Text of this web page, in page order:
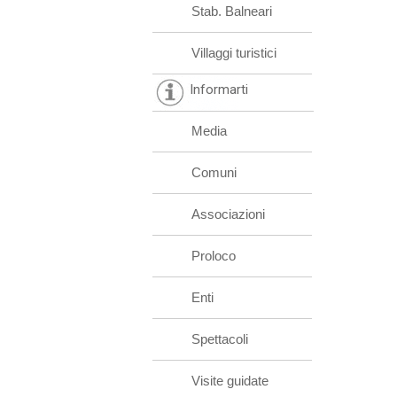
Stab. Balneari
Villaggi turistici
Informarti
Media
Comuni
Associazioni
Proloco
Enti
Spettacoli
Visite guidate